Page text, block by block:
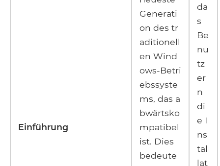
Einführung
Generati
on des tr
aditionell
en Wind
ows-Betri
ebssyste
ms, das a
bwärtsko
mpatibel
ist. Dies
bedeute
da
s
Be
nu
tz
er
n
di
e I
ns
tal
lat